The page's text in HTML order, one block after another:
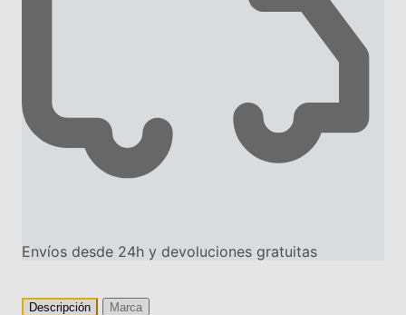
Envíos desde 24h y devoluciones gratuitas
Descripción Marca